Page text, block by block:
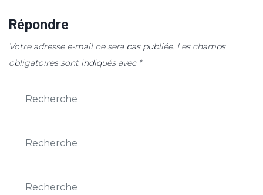
Répondre
Votre adresse e-mail ne sera pas publiée. Les champs
obligatoires sont indiqués avec *